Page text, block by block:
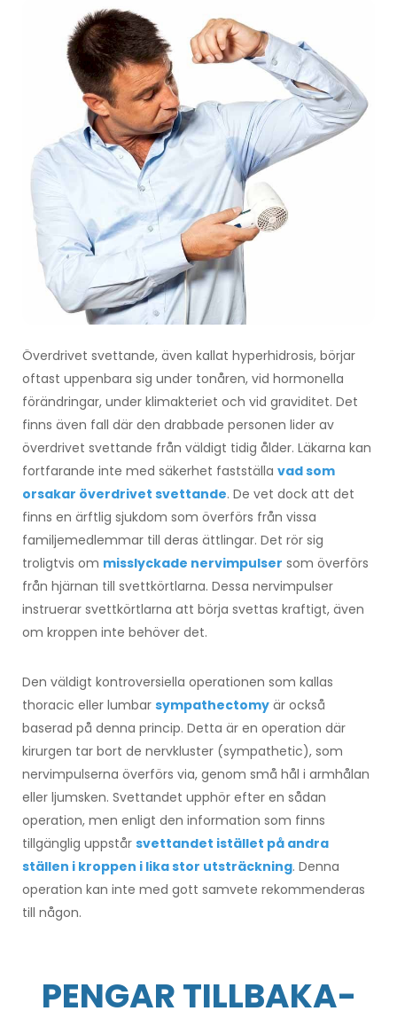
Överdrivet svettande, även kallat hyperhidrosis, börjar
oftast uppenbara sig under tonåren, vid hormonella
förändringar, under klimakteriet och vid graviditet. Det
finns även fall där den drabbade personen lider av
överdrivet svettande från väldigt tidig ålder. Läkarna kan
fortfarande inte med säkerhet fastställa vad som
orsakar överdrivet svettande. De vet dock att det
finns en ärftlig sjukdom som överförs från vissa
familjemedlemmar till deras ättlingar. Det rör sig
troligtvis om misslyckade nervimpulser som överförs
från hjärnan till svettkörtlarna. Dessa nervimpulser
instruerar svettkörtlarna att börja svettas kraftigt, även
om kroppen inte behöver det.
Den väldigt kontroversiella operationen som kallas
thoracic eller lumbar sympathectomy är också
baserad på denna princip. Detta är en operation där
kirurgen tar bort de nervkluster (sympathetic), som
nervimpulserna överförs via, genom små hål i armhålan
eller ljumsken. Svettandet upphör efter en sådan
operation, men enligt den information som finns
tillgänglig uppstår svettandet istället på andra
ställen i kroppen i lika stor utsträckning. Denna
operation kan inte med gott samvete rekommenderas
till någon.
PENGAR TILLBAKA-